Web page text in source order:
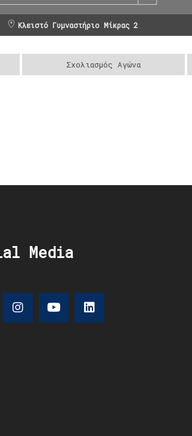
Κλειστό Γυμναστήριο Μίκρας 2
Σχολιασμός Αγώνα
Media